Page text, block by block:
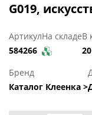
G019,
Артикул
584266
На складеВ
20
Бренд
Каталог Клеенка >